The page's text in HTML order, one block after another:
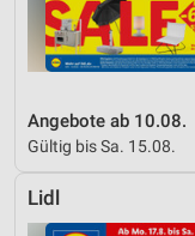
Angebote ab 10.08.
Gültig bis Sa. 15.08.
Lidl